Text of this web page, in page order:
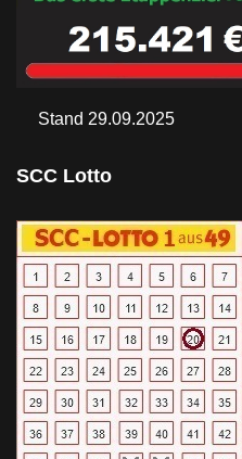
Stand 29.09.2025
SCC Lotto